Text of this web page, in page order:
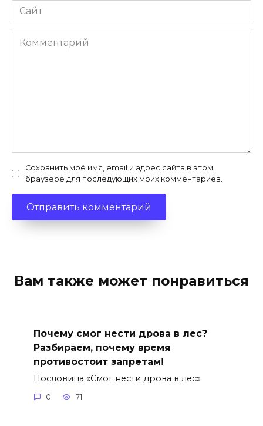
Сайт
Комментарий
Сохранить моё имя, email и адрес сайта в этом
браузере для последующих моих комментариев.
Вам также может понравиться
Почему смог нести дрова в лес?
Разбираем, почему время
противостоит запретам!
Пословица «Смог нести дрова в лес»
0 71